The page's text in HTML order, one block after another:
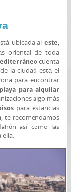
ubicada aleste,
oriental de toda
cuenta
la ciudad está el
para encontrar
para alquilar
algo más
para estancias
, te recomendamos
así como las
ella.